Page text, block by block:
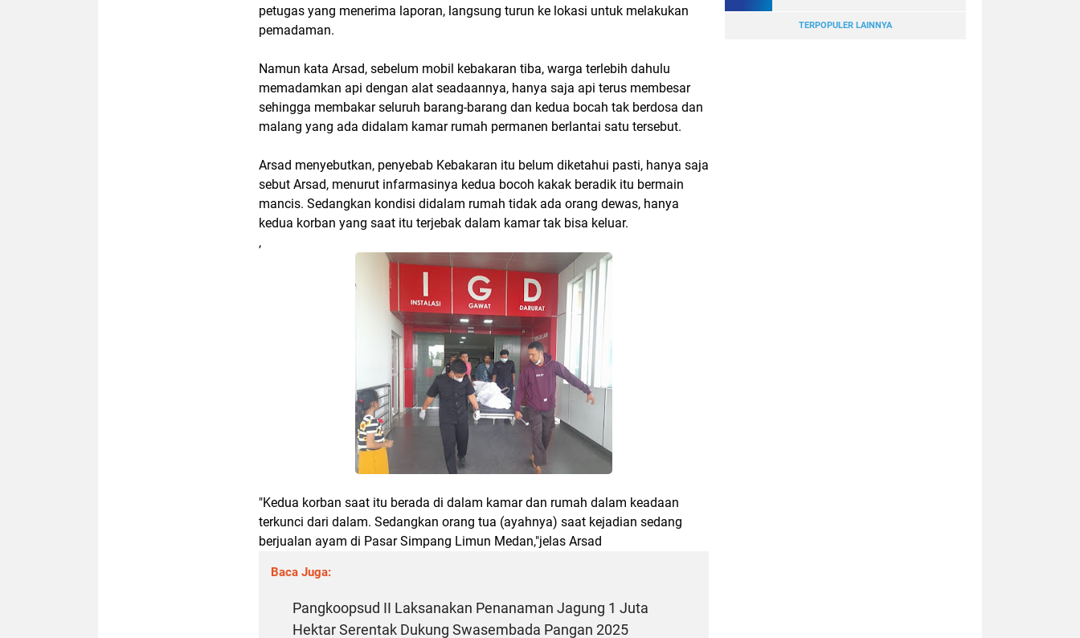
petugas yang menerima laporan, langsung turun ke lokasi untuk melakukan
pemadaman.
Namun kata Arsad, sebelum mobil kebakaran tiba, warga terlebih dahulu
memadamkan api dengan alat seadaannya, hanya saja api terus membesar
sehingga membakar seluruh barang-barang dan kedua bocah tak berdosa dan
malang yang ada didalam kamar rumah permanen berlantai satu tersebut.
Arsad menyebutkan, penyebab Kebakaran itu belum diketahui pasti, hanya saja
sebut Arsad, menurut infarmasinya kedua bocoh kakak beradik itu bermain
mancis. Sedangkan kondisi didalam rumah tidak ada orang dewas, hanya
kedua korban yang saat itu terjebak dalam kamar tak bisa keluar.
,
"Kedua korban saat itu berada di dalam kamar dan rumah dalam keadaan
terkunci dari dalam. Sedangkan orang tua (ayahnya) saat kejadian sedang
berjualan ayam di Pasar Simpang Limun Medan,"jelas Arsad
Baca Juga:
Pangkoopsud II Laksanakan Penanaman Jagung 1 Juta
Hektar Serentak Dukung Swasembada Pangan 2025
TERPOPULER LAINNYA